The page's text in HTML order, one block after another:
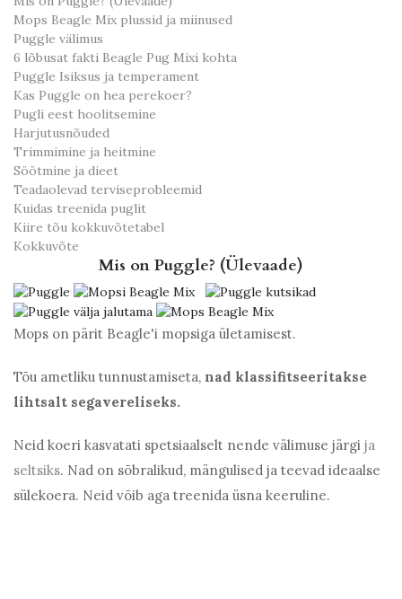
Mops Beagle Mix plussid ja miinused
Puggle välimus
6 lõbusat fakti Beagle Pug Mixi kohta
Puggle Isiksus ja temperament
Kas Puggle on hea perekoer?
Pugli eest hoolitsemine
Harjutusnõuded
Trimmimine ja heitmine
Söötmine ja dieet
Teadaolevad terviseprobleemid
Kuidas treenida puglit
Kiire tõu kokkuvõtetabel
Kokkuvõte
Mis on Puggle? (Ülevaade)
Mops on pärit Beagle'i mopsiga ületamisest.
Tõu ametliku tunnustamiseta, nad klassifitseeritakse
lihtsalt segavereliseks.
Neid koeri kasvatati spetsiaalselt nende välimuse järgi ja
seltsiks. Nad on sõbralikud, mängulised ja teevad ideaalse
sülekoera. Neid võib aga treenida üsna keeruline.